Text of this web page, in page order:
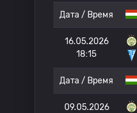
Дата / Время
16.05.2026
18:15
Дата / Время
09.05.2026